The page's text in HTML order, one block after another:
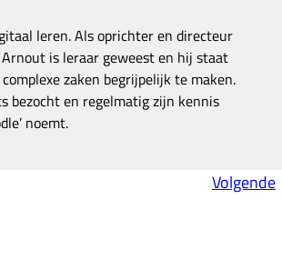
leren. Als oprichter en directeur
is leraar geweest en hij staat
zaken begrijpelijk te maken.
bezocht en regelmatig zijn kennis
noemt.
Volgende